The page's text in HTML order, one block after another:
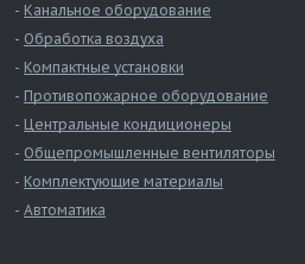
Канальное оборудование
Обработка воздуха
Компактные установки
Противопожарное оборудование
Центральные кондиционеры
Общепромышленные вентиляторы
Комплектующие материалы
Автоматика